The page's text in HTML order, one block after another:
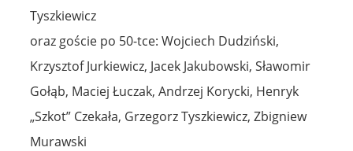
Tyszkiewicz
oraz goście po 50-tce: Wojciech Dudziński,
Krzysztof Jurkiewicz, Jacek Jakubowski, Sławomir
Gołąb, Maciej Łuczak, Andrzej Korycki, Henryk
„Szkot” Czekała, Grzegorz Tyszkiewicz, Zbigniew
Murawski